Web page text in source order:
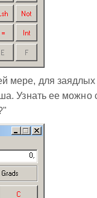
мере, для
Узнать ее